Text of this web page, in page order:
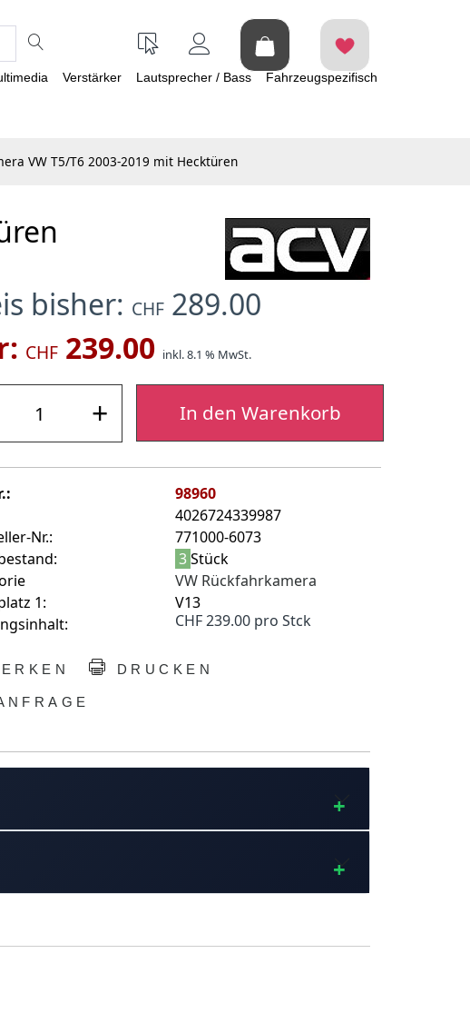
Verstärker Lautsprecher / Bass Fahrzeugspezifisch
VW T5/T6 2003-2019 mit Hecktüren
bisher: CHF289.00
CHF239.00 inkl. 8.1 % MwSt.
+ In den Warenkorb
98960
4026724339987
Nr.:
771000-6073
3Stück
VW Rückfahrkamera
1:
V13
CHF 239.00 pro Stck
DRUCKEN